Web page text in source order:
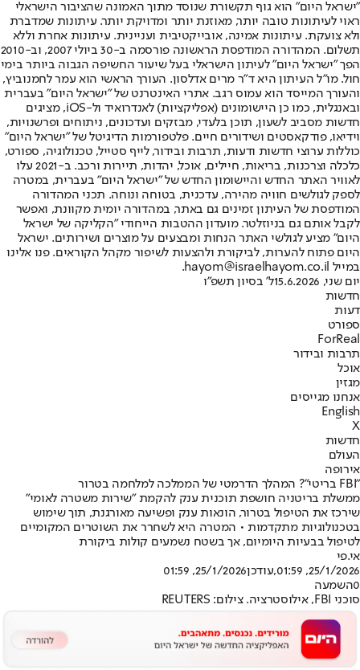
"ישראל היום" הוא גוף תקשורת שנוסד מתוך האמונה שהציבור הישראלי
ראוי לעיתונות טובה יותר, מאוזנת יותר ומדויקת יותר. עיתונות שמדברת
ולא צועקת. עיתונות אמינה, אובייקטיבית ועניינית. עיתונות אחרת וללא
תשלום. המהדורה המודפסת הראשונה פורסמה ב-30 ביולי 2007, וב-2010
הפך "ישראל היום" לעיתון הישראלי בעל שיעור החשיפה הגבוה ביותר בימי
חול. מו"ל העיתון היא ד"ר מרים אדלסון. העורך הראשי הוא עמר לחמנוביץ,
והעורך המייסד הוא עמוס רגב. אתרי האינטרנט של "ישראל היום" בעברית
ובאנגלית, כמו כן היישומונים (אפליקציות) לאנדרואיד ול-iOS, מציגים
חדשות מסביב לשעון, תוכן בלעדי, מבזקים ועדכונים, ניתוחים ופרשנויות,
וידיאו, פודקאסטים ושידורים חיים. פלטפורמות הדיגיטל של "ישראל היום"
כוללות ערוצי חדשות ודעות, תרבות ובידור, לייף סטייל, טכנולוגיה, ספורט,
כלכלה וצרכנות, בריאות, חיילים, אוכל, יהדות, תיירות ורכב. ב-2021 עלו
לאוויר האתר החדש והיישומון החדש של "ישראל היום" בעברית, במטרה
לספק לגולשים חוויה מהירה, עדכנית, בטוחה ונוחה. תכני המהדורה
המודפסת של העיתון זמינים גם באתר, במהדורה יומית מקוונת, ואפשר
לקבל אותם גם בניוזלטר. מועדון ההטבות הייחודי "הקליקה של ישראל
היום" מציע לגולשי האתר הנחות ומבצעים על מוצרים ושירותים. ישראל
היום פתוח להערות, לביקורת ולהצעות לשיפור מקהל הקוראים. פנו אלינו
במייל hayom@israelhayom.co.il.
יום שני, 15.6.2026
ל' בסיון תשפ"ו
חדשות
דעות
ספורט
ForReal
תרבות ובידור
אוכל
מגזין
אנחנו מגייסים
English
X
חדשות
העולם
אירופה
"FBI בריטי"? המהלך הדרמטי של הממלכה למלחמה בטרור
ממשלת בריטניה חושפת תוכנית ענק להקמת "שירות משטרה לאומי"
שירכז את הטיפול בטרור, הונאות ענק ופשיעה מאורגנת, תוך שימוש
בטכנולוגיות מתקדמות • המטרה היא לשחרר את השוטרים המקומיים
לטיפול בבעיות היומיום, אך בשטח נשמעים קולות ביקורת
אי.פי
25/1/2026, 01:59
,עודכן25/1/2026, 01:59
0השמעה
סוכני FBI, אילוסטרציה. צילום: REUTERS